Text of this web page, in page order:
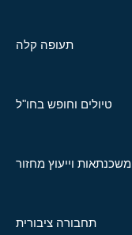
תעופה קלה
טיולים וחופש בחו"ל
משכנתאות וייעוץ מחזור
תחבורה ציבורית